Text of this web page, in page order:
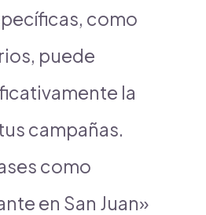
como
puede
la
campañas.
como
en San Juan»